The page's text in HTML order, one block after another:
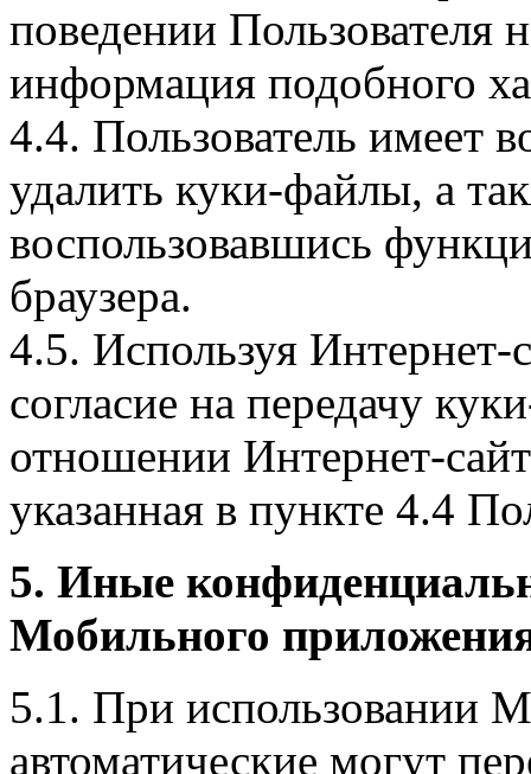
поведении Пользователя
информация подобного
4.4. Пользователь имеет
удалить куки-файлы, а
воспользовавшись
браузера.
4.5. Используя Интернет-
согласие на передачу
отношении Интернет-
указанная в пункте 4.4
5. Иные
Мобильного
5.1. При использовании
автоматические могут